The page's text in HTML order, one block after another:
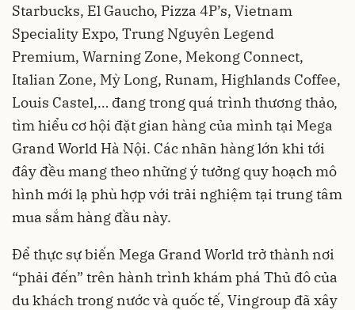
Starbucks, El Gaucho, Pizza 4P’s, Vietnam
Speciality Expo, Trung Nguyên Legend
Premium, Warning Zone, Mekong Connect,
Italian Zone, Mỳ Long, Runam, Highlands Coffee,
Louis Castel,… đang trong quá trình thương thảo,
tìm hiểu cơ hội đặt gian hàng của mình tại Mega
Grand World Hà Nội. Các nhãn hàng lớn khi tới
đây đều mang theo những ý tưởng quy hoạch mô
hình mới lạ phù hợp với trải nghiệm tại trung tâm
mua sắm hàng đầu này.
Để thực sự biến Mega Grand World trở thành nơi
“phải đến” trên hành trình khám phá Thủ đô của
du khách trong nước và quốc tế, Vingroup đã xây